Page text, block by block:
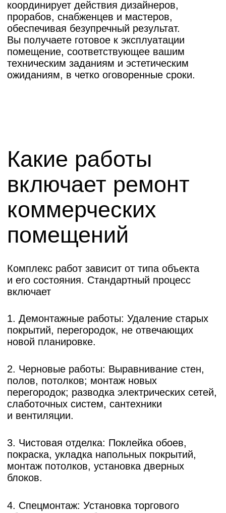
4. Спецмонтаж: Установка торгового
оборудования, мебели, освещения,
вывесок, систем безопасности
и пожаротушения.
2. Черновые работы: Выравнивание стен,
полов, потолков; монтаж новых
перегородок; разводка электрических сетей,
слаботочных систем, сантехники
1. Демонтажные работы: Удаление старых
покрытий, перегородок, не отвечающих
новой планировке.
Для вашего удобства мы оформляем
каждый проект так, будто
вы присутствовали на объекте с первого
планировочные решения и материалы,
прикладываем фото «до/после», реальную
смету и фактические сроки.
Портфолио/
Смотреть все